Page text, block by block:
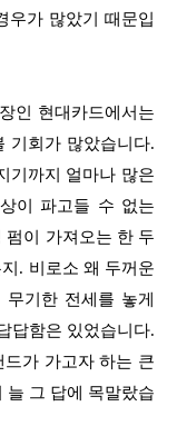
우가 많았기 때문입
인 현대카드에서는
기회가 많았습니다.
기까지 얼마나 많은
이 파고들 수 없는
펌이 가져오는 한 두
. 비로소 왜 두꺼운
기한 전세를 놓게
답함은 있었습니다.
가 가고자 하는 큰
늘 그 답에 목말랐습